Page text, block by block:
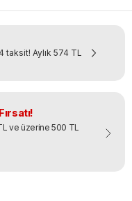
taksit! Aylık 574 TL
ve üzerine 500 TL